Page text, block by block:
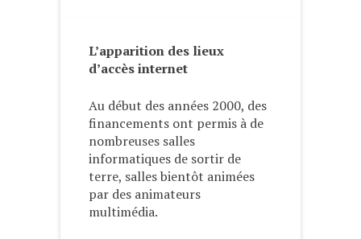
L’apparition des lieux
d’accès internet
Au début des années 2000, des
financements ont permis à de
nombreuses salles
informatiques de sortir de
terre, salles bientôt animées
par des animateurs
multimédia.